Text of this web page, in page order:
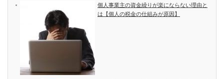
個人事業主の資金繰りが楽にならない理由と
は【個人の税金の仕組みが原因】